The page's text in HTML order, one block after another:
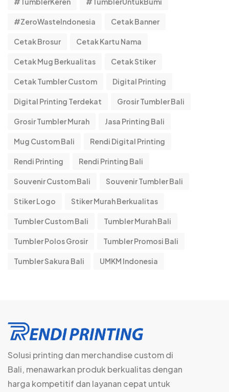
#ZeroWasteIndonesia Cetak Banner
Cetak Brosur Cetak Kartu Nama
Cetak Mug Berkualitas Cetak Stiker
Cetak Tumbler Custom Digital Printing
Digital Printing Terdekat Grosir Tumbler Bali
Grosir Tumbler Murah Jasa Printing Bali
Mug Custom Bali Rendi Digital Printing
Rendi Printing Rendi Printing Bali
Souvenir Custom Bali Souvenir Tumbler Bali
Stiker Logo Stiker Murah Berkualitas
Tumbler Custom Bali Tumbler Murah Bali
Tumbler Polos Grosir Tumbler Promosi Bali
Tumbler Sakura Bali UMKM Indonesia
Solusi printing dan merchandise custom di
Bali, menawarkan produk berkualitas dengan
harga kompetitif dan layanan cepat untuk